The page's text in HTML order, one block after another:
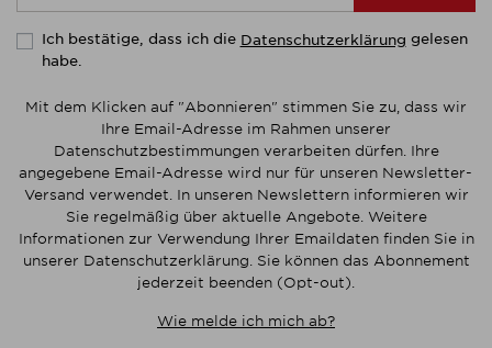
Ich bestätige, dass ich die Datenschutzerklärung gelesen
habe.
Mit dem Klicken auf "Abonnieren" stimmen Sie zu, dass wir
Ihre Email-Adresse im Rahmen unserer
Datenschutzbestimmungen verarbeiten dürfen. Ihre
angegebene Email-Adresse wird nur für unseren Newsletter-
Versand verwendet. In unseren Newslettern informieren wir
Sie regelmäßig über aktuelle Angebote. Weitere
Informationen zur Verwendung Ihrer Emaildaten finden Sie in
unserer Datenschutzerklärung. Sie können das Abonnement
jederzeit beenden (Opt-out).
Wie melde ich mich ab?